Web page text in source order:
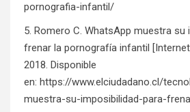
pornografia-infantil/
5. Romero C. WhatsApp muestra su
frenar la pornografía infantil
2018. Disponible
en: https://www.elciudadano.cl/
muestra-su-imposibilidad-para-